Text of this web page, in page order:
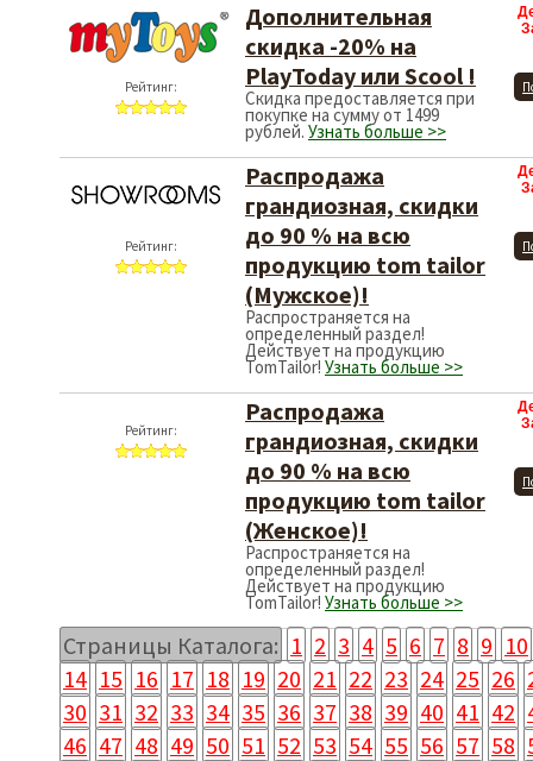
Рейтинг:
Дополнительная
скидка -20% на
PlayToday или Scool !
Скидка предоставляется при
покупке на сумму от 1499
рублей. Узнать больше >>
Рейтинг:
Распродажа
грандиозная, скидки
до 90 % на всю
продукцию tom tailor
(Мужское)!
Распространяется на
определенный раздел!
Действует на продукцию
TomTailor! Узнать больше >>
Рейтинг:
Распродажа
грандиозная, скидки
до 90 % на всю
продукцию tom tailor
(Женское)!
Распространяется на
определенный раздел!
Действует на продукцию
TomTailor! Узнать больше >>
Страницы Каталога: 1 2 3 4 5 6 7 8 9 10
14 15 16 17 18 19 20 21 22 23 24 25 26
30 31 32 33 34 35 36 37 38 39 40 41 42
46 47 48 49 50 51 52 53 54 55 56 57 58